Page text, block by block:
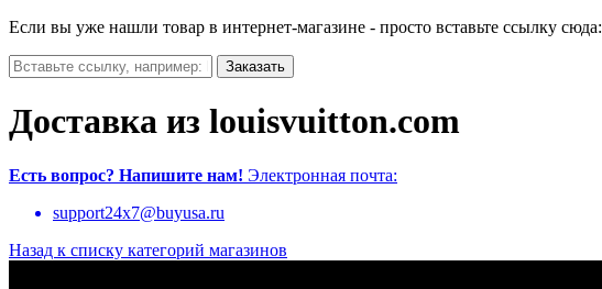
Если вы уже нашли товар в интернет-магазине - просто вставьте ссылку сюда:
Доставка из louisvuitton.com
Есть вопрос? Напишите нам! Электронная почта:
support24x7@buyusa.ru
Назад к списку категорий магазинов